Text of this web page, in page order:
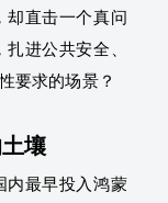
却直击一个真问
进公共安全、
要求的场景？
壤
内最早投入鸿蒙